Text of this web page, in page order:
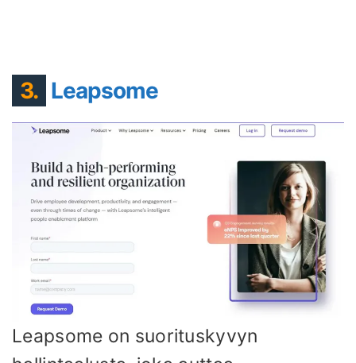
3. Leapsome
Leapsome on suorituskyvyn